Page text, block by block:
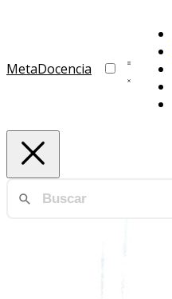
MetaDocencia